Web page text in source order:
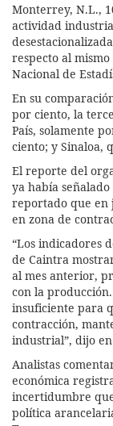
Monterrey, N.L.,
actividad
respecto al
Nacional de
En su
por ciento, la
País, solamente
ciento; y Sinaloa,
El reporte del
ya había
reportado que en
en zona de
“Los indicadores
de Caintra
al mes anterior,
con la
insuficiente para
contracción,
industrial”, dijo
Analistas
económica
incertidumbre
política